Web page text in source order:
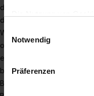
Wir verwenden
Webseite
getroffenen
Zugriffe auf unsere
Einwilligungsauswahl
Notwendig
Präferenzen
die wir jährlich in Bayern
durchführen.Gemeinsam
Wirtschaft, Städten &
organisieren wir täglich die
erfahren Sie auch in
beschäftigen über 650
Bayern und sind viel mehr,